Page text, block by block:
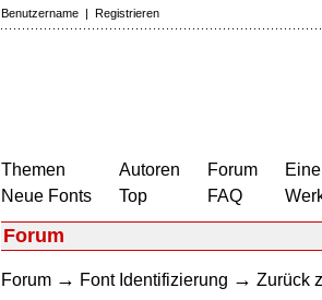
Benutzername | Registrieren
Themen
Neue Fonts
Autoren
Top
Forum
FAQ
Forum
Forum → Font Identifizierung → Zurück